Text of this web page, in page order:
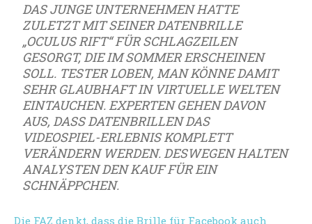
DAS JUNGE UNTERNEHMEN HATTE
ZULETZT MIT SEINER DATENBRILLE
„OCULUS RIFT“ FÜR SCHLAGZEILEN
GESORGT, DIE IM SOMMER ERSCHEINEN
SOLL. TESTER LOBEN, MAN KÖNNE DAMIT
SEHR GLAUBHAFT IN VIRTUELLE WELTEN
EINTAUCHEN. EXPERTEN GEHEN DAVON
AUS, DASS DATENBRILLEN DAS
VIDEOSPIEL-ERLEBNIS KOMPLETT
VERÄNDERN WERDEN. DESWEGEN HALTEN
ANALYSTEN DEN KAUF FÜR EIN
SCHNÄPPCHEN.
Die FAZ denkt, dass die Brille für Facebook auch